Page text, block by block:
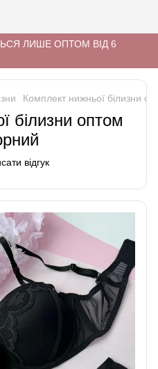
ЛИШЕ ОПТОМ ВІД 6
Комплект нижньої білизни
білизни оптом
відгук